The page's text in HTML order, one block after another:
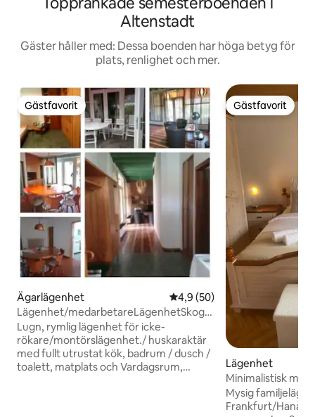
Altenstadt
Gäster håller med: Dessa boenden har höga betyg för
plats, renlighet och mer.
Gästfavorit
Gästfavorit
Ägarlägenhet 4,9 av 5 i genomsnittligt
4,9 (50)
Lägenhet/medarbetareLägenhetSkog.HusKaraktär
Rhein-Main
Lugn, rymlig lägenhet för icke-
rökare/montörslägenhet./ huskaraktär
med fullt utrustat kök, badrum / dusch /
toalett, matplats och Vardagsrum,
Gästfavorit
Gästfavorit
Lägenhet
Minimalistisk
Mysig
Frankfurt/Hanau Perfekt för upp till 5